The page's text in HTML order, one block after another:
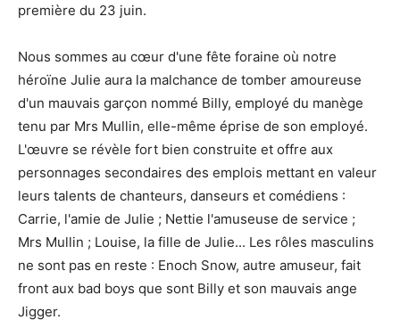
première du 23 juin.
Nous sommes au cœur d'une fête foraine où notre
héroïne Julie aura la malchance de tomber amoureuse
d'un mauvais garçon nommé Billy, employé du manège
tenu par Mrs Mullin, elle-même éprise de son employé.
L'œuvre se révèle fort bien construite et offre aux
personnages secondaires des emplois mettant en valeur
leurs talents de chanteurs, danseurs et comédiens :
Carrie, l'amie de Julie ; Nettie l'amuseuse de service ;
Mrs Mullin ; Louise, la fille de Julie... Les rôles masculins
ne sont pas en reste : Enoch Snow, autre amuseur, fait
front aux bad boys que sont Billy et son mauvais ange
Jigger.